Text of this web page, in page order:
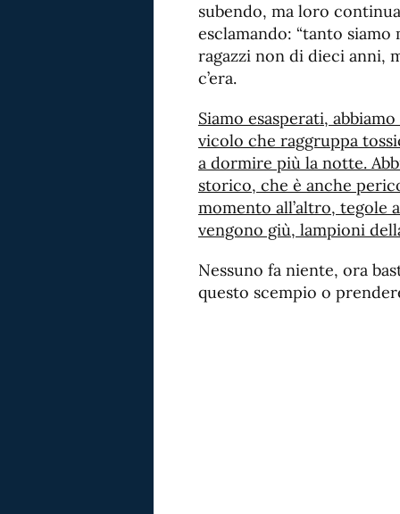
subendo, ma loro
esclamando: “tanto
ragazzi non di dieci anni,
c’era.
Siamo esasperati,
vicolo che raggruppa
a dormire più la notte.
storico, che è anche
momento all’altro, tegole
vengono giù, lampioni
Nessuno fa niente, ora
questo scempio o